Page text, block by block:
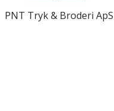
PNT Tryk & Broderi